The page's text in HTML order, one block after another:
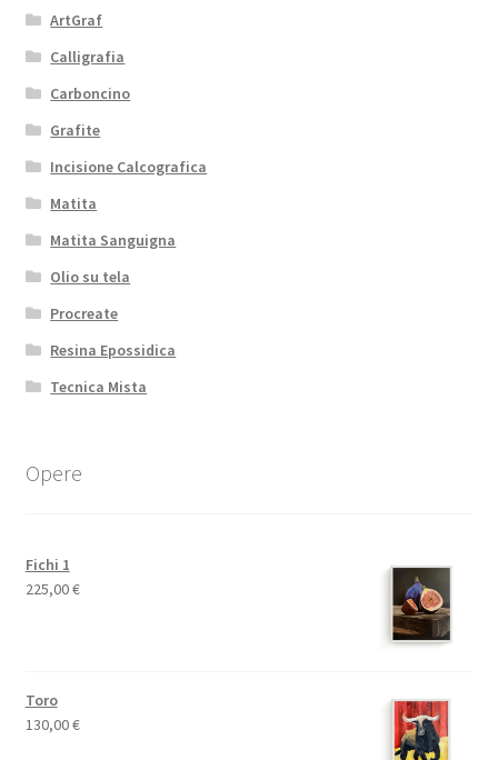
ArtGraf
Calligrafia
Carboncino
Grafite
Incisione Calcografica
Matita
Matita Sanguigna
Olio su tela
Procreate
Resina Epossidica
Tecnica Mista
Opere
Fichi 1
225,00€
Toro
130,00€